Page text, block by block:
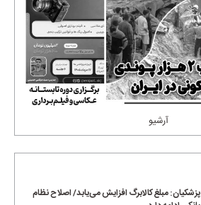
آرشیو
پزشکیان: مبلغ کالابرگ افزایش می‌یابد/ اصلاح نظام